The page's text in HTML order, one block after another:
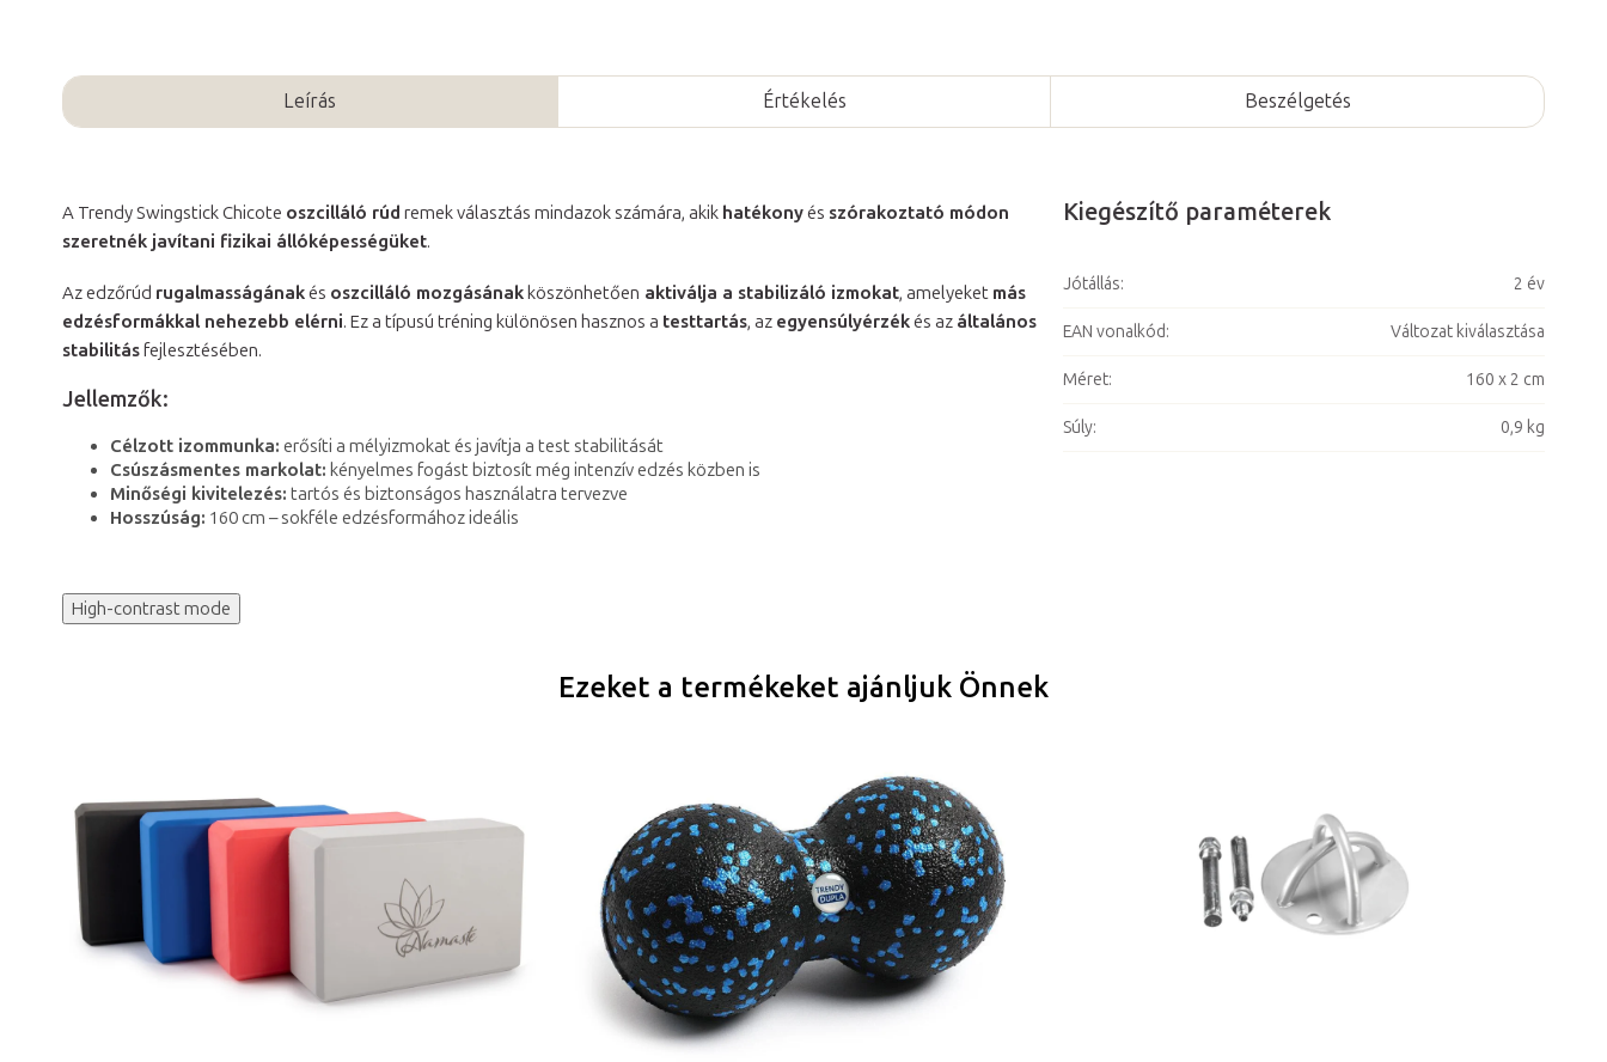
Leírás Értékelés Beszélgetés
A Trendy Swingstick Chicote oszcilláló rúd remek választás mindazok számára, akik hatékonyés szórakoztató módon
szeretnék javítani fizikai állóképességüket.
Az edzőrúd rugalmasságánakés oszcilláló mozgásának köszönhetően aktiválja a stabilizáló izmokat, amelyeket más
edzésformákkal nehezebb elérni. Ez a típusú tréning különösen hasznos a testtartás, az egyensúlyérzékés az általános
stabilitásfejlesztésében.
Jellemzők:
Célzott izommunka: erősíti a mélyizmokat és javítja a test stabilitását
Csúszásmentes markolat: kényelmes fogást biztosít még intenzív edzés közben is
Minőségi kivitelezés: tartós és biztonságos használatra tervezve
Hosszúság: 160 cm – sokféle edzésformához ideális
Kiegészítő paraméterek
Jótállás: 2 év
EAN vonalkód: Változat kiválasztása
Méret: 160 x 2 cm
Súly: 0,9 kg
High-contrast mode
Ezeket a termékeket ajánljuk Önnek